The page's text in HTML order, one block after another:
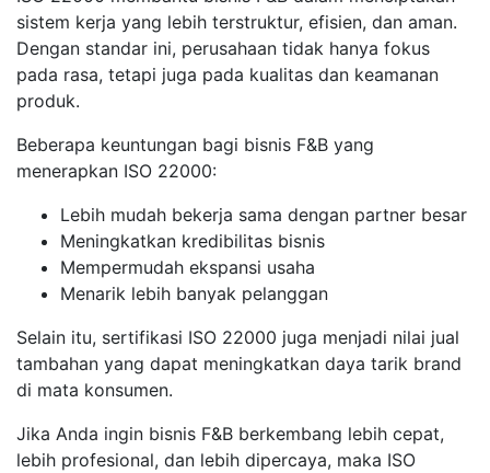
sistem kerja yang lebih terstruktur, efisien, dan aman.
Dengan standar ini, perusahaan tidak hanya fokus
pada rasa, tetapi juga pada kualitas dan keamanan
produk.
Beberapa keuntungan bagi bisnis F&B yang
menerapkan ISO 22000:
Lebih mudah bekerja sama dengan partner besar
Meningkatkan kredibilitas bisnis
Mempermudah ekspansi usaha
Menarik lebih banyak pelanggan
Selain itu, sertifikasi ISO 22000 juga menjadi nilai jual
tambahan yang dapat meningkatkan daya tarik brand
di mata konsumen.
Jika Anda ingin bisnis F&B berkembang lebih cepat,
lebih profesional, dan lebih dipercaya, maka ISO